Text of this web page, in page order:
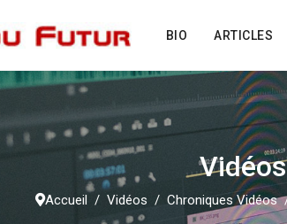
BIO ARTICLES
Vidéos
Accueil Vidéos Chroniques Vidéos